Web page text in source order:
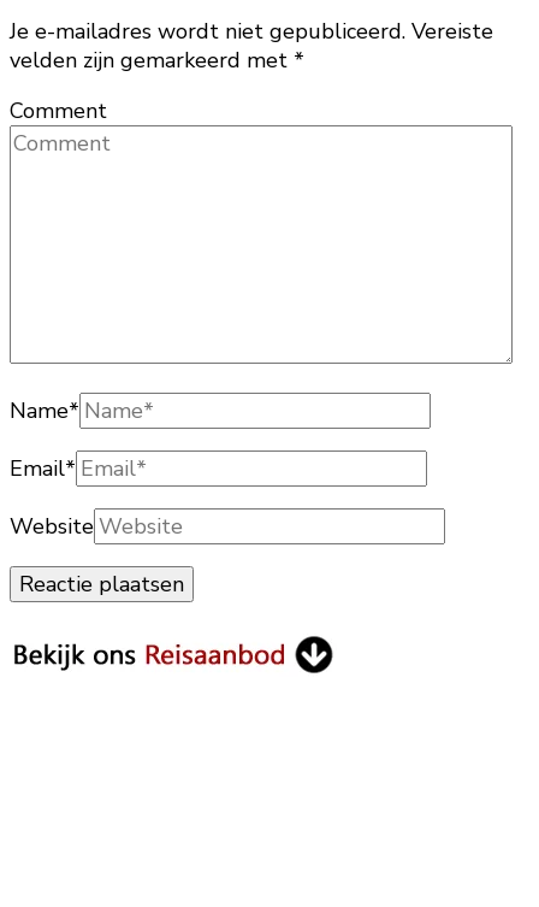
Je e-mailadres wordt niet gepubliceerd. Vereiste
velden zijn gemarkeerd met *
Comment
Name*
Email*
Website